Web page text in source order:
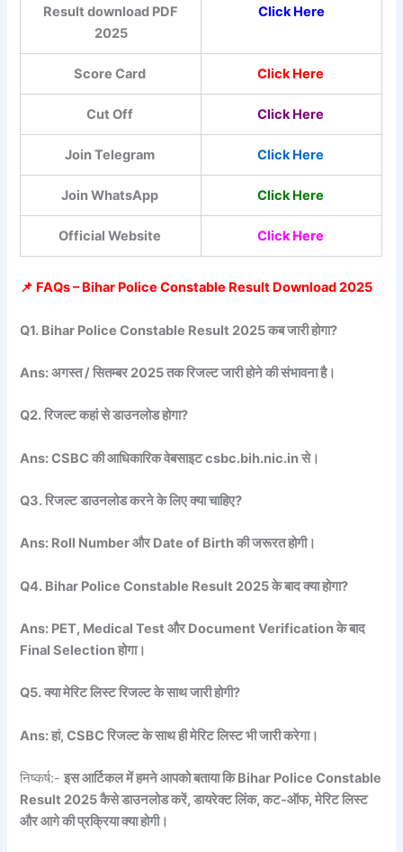
Result download PDF
2025
Click Here
Score Card Click Here
Cut Off Click Here
Join Telegram Click Here
Join WhatsApp Click Here
Official Website Click Here
📌 FAQs – Bihar Police Constable Result Download 2025
Q1. Bihar Police Constable Result 2025 कब जारी होगा?
Ans: अगस्त / सितम्बर 2025 तक रिजल्ट जारी होने की संभावना है।
Q2. रिजल्ट कहां से डाउनलोड होगा?
Ans: CSBC की आधिकारिक वेबसाइट csbc.bih.nic.in से।
Q3. रिजल्ट डाउनलोड करने के लिए क्या चाहिए?
Ans: Roll Number और Date of Birth की जरूरत होगी।
Q4. Bihar Police Constable Result 2025 के बाद क्या होगा?
Ans: PET, Medical Test और Document Verification के बाद
Final Selection होगा।
Q5. क्या मेरिट लिस्ट रिजल्ट के साथ जारी होगी?
Ans: हां, CSBC रिजल्ट के साथ ही मेरिट लिस्ट भी जारी करेगा।
निष्कर्ष:-इस आर्टिकल में हमने आपको बताया कि Bihar Police Constable
Result 2025 कैसे डाउनलोड करें, डायरेक्ट लिंक, कट-ऑफ, मेरिट लिस्ट
और आगे की प्रक्रिया क्या होगी।